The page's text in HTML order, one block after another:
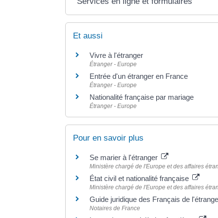
Et aussi
Vivre à l'étranger
Étranger - Europe
Entrée d'un étranger en France
Étranger - Europe
Nationalité française par mariage
Étranger - Europe
Pour en savoir plus
Se marier à l'étranger
Ministère chargé de l'Europe et des affaires
État civil et nationalité française
Ministère chargé de l'Europe et des affaires
Guide juridique des Français de
Notaires de France